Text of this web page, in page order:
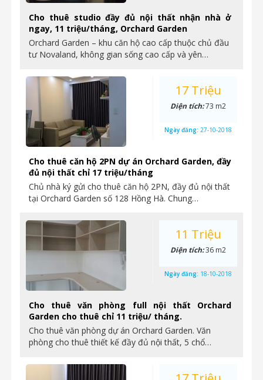
Cho thuê studio đầy đủ nội thất nhận nhà ở
ngay, 11 triệu/tháng, Orchard Garden
Orchard Garden – khu căn hộ cao cấp thuộc chủ đầu
tư Novaland, không gian sống cao cấp và yên…
Cho thuê căn hộ 2PN dự án Orchard Garden, đầy
đủ nội thất chỉ 17 triệu/tháng
Chủ nhà ký gửi cho thuê căn hộ 2PN, đầy đủ nội thất
tại Orchard Garden số 128 Hồng Hà. Chung…
17 Triệu
Diện tích:73 m2
Ngày đăng: 27-10-2018
Cho thuê văn phòng full nội thất Orchard
Garden cho thuê chỉ 11 triệu/ tháng.
Cho thuê văn phòng dự án Orchard Garden. Văn
phòng cho thuê thiết kế đầy đủ nội thất, 5 chổ…
11 Triệu
Diện tích:36 m2
Ngày đăng: 18-10-2018